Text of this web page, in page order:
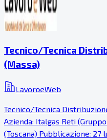
Tecnico/Tecnica
(Massa)
LavoroeWeb
Tecnico/Tecnica
Azienda: Italgas Reti
(Toscana) Pubblicazione: